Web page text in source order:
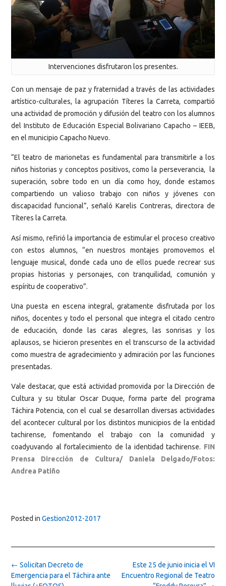
Intervenciones disfrutaron los presentes.
Con un mensaje de paz y fraternidad a través de las actividades
artístico-culturales, la agrupación Títeres la Carreta, compartió
una actividad de promoción y difusión del teatro con los alumnos
del Instituto de Educación Especial Bolivariano Capacho – IEEB,
en el municipio Capacho Nuevo.
“El teatro de marionetas es fundamental para transmitirle a los
niños historias y conceptos positivos, como la perseverancia, la
superación, sobre todo en un día como hoy, donde estamos
compartiendo un valioso trabajo con niños y jóvenes con
discapacidad funcional”, señaló Karelis Contreras, directora de
Títeres la Carreta.
Así mismo, refirió la importancia de estimular el proceso creativo
con estos alumnos, “en nuestros montajes promovemos el
lenguaje musical, donde cada uno de ellos puede recrear sus
propias historias y personajes, con tranquilidad, comunión y
espíritu de cooperativo”.
Una puesta en escena integral, gratamente disfrutada por los
niños, docentes y todo el personal que integra el citado centro
de educación, donde las caras alegres, las sonrisas y los
aplausos, se hicieron presentes en el transcurso de la actividad
como muestra de agradecimiento y admiración por las funciones
presentadas.
Vale destacar, que está actividad promovida por la Dirección de
Cultura y su titular Oscar Duque, forma parte del programa
Táchira Potencia, con el cual se desarrollan diversas actividades
del acontecer cultural por los distintos municipios de la entidad
tachirense, fomentando el trabajo con la comunidad y
coadyuvando al fortalecimiento de la identidad tachirense. FIN
Prensa Dirección de Cultura/ Daniela Delgado/Fotos:
Andrea Patiño
Posted in Gestion2012-2017
Post
navigation
Este 25 de junio inicia el VI
Encuentro Regional de Teatro
← Solicitan Decreto de
Emergencia para el Táchira ante